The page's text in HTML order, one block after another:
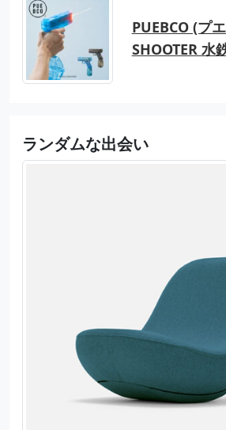
PUEBCO (プ
SHOOTER 水
ランダムな出会い